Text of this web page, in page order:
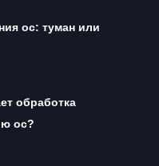
ос: туман или
обработка
ос?